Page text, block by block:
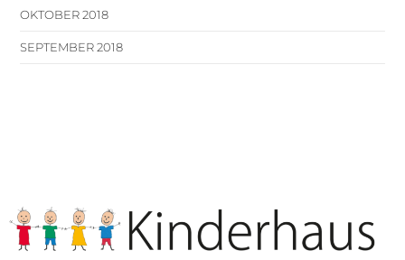
OKTOBER 2018
SEPTEMBER 2018